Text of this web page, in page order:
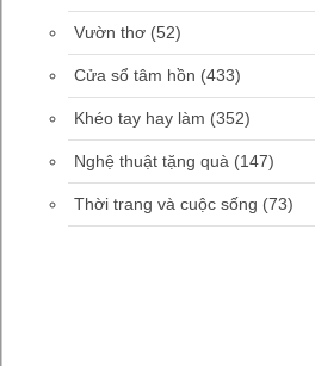
Vườn thơ (52)
Cửa sổ tâm hồn (433)
Khéo tay hay làm (352)
Nghệ thuật tặng quà (147)
Thời trang và cuộc sống (73)